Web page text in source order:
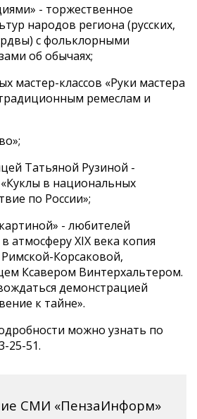
- торжественное
народов региона (русских,
с фольклорными
об обычаях;
мастер-классов «Руки мастера
ремеслам и
Татьяной Рузиной -
в национальных
по России»;
- любителей
в атмосферу XIX века копия
Корсаковой,
Ксавером Винтерхальтером.
демонстрацией
к тайне».
можно узнать по
25-51.
СМИ «ПензаИнформ»